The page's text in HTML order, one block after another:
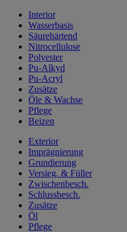
Interior
Wasserbasis
Säurehärtend
Nitrocellulose
Polyester
Pu-Alkyd
Pu-Acryl
Zusätze
Öle & Wachse
Pflege
Beizen
Exterior
Imprägnierung
Grundierung
Versieg. & Füller
Zwischenbesch.
Schlussbesch.
Zusätze
Öl
Pflege